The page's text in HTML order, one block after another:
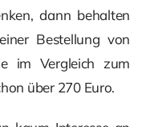
dann behalten
Bestellung von
im Vergleich zum
über 270 Euro.